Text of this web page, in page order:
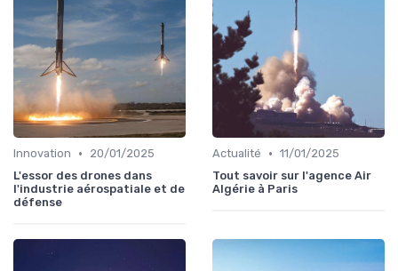
Innovation •
20/01/2025
L'essor des drones dans
l'industrie aérospatiale et de
défense
Actualité • 11/01/2025
Tout savoir sur l'agence Air
Algérie à Paris